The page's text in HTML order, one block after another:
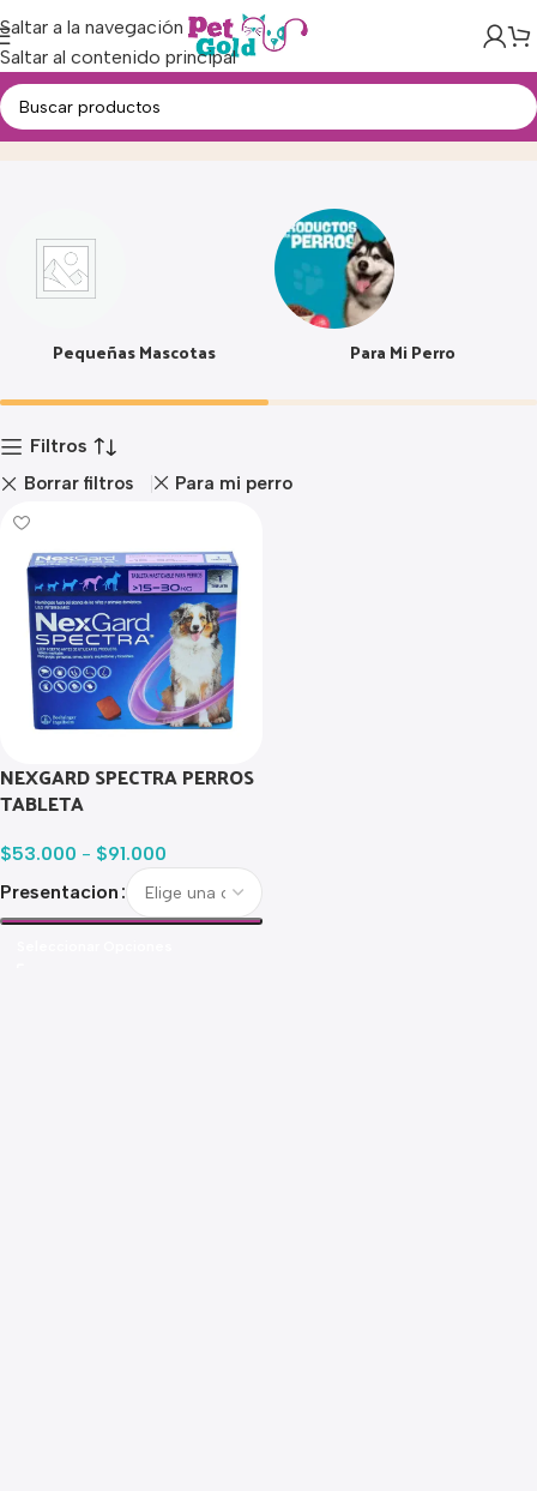
Saltar a la navegación
Saltar al contenido principal
3.5 A 7.5 KGInicio Producto
Pequeñas Mascotas Para Mi Perro
Filtros
Borrar filtros Para mi perro
NEXGARD SPECTRA PERROS
TABLETA
$53.000 - $91.000
Presentacion